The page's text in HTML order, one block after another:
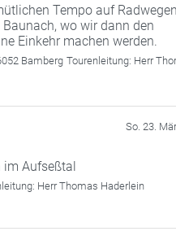
Tempo auf
wo wir dann den
Einkehr machen werden.
Bamberg Tourenleitung: Herr
So. 23.
im Aufseßtal
Herr Thomas Haderlein